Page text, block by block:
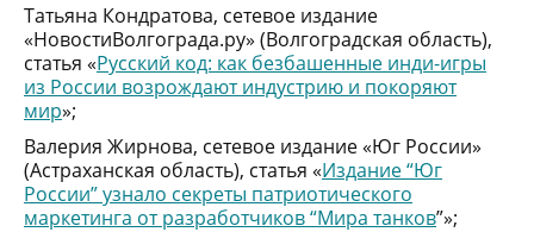
Татьяна Кондратова, сетевое издание
«НовостиВолгограда.ру» (Волгоградская область),
статья «Русский код: как безбашенные инди-игры
из России возрождают индустрию и покоряют
мир»;
Валерия Жирнова, сетевое издание «Юг России»
(Астраханская область), статья «Издание “Юг
России” узнало секреты патриотического
маркетинга от разработчиков “Мира танков”»;